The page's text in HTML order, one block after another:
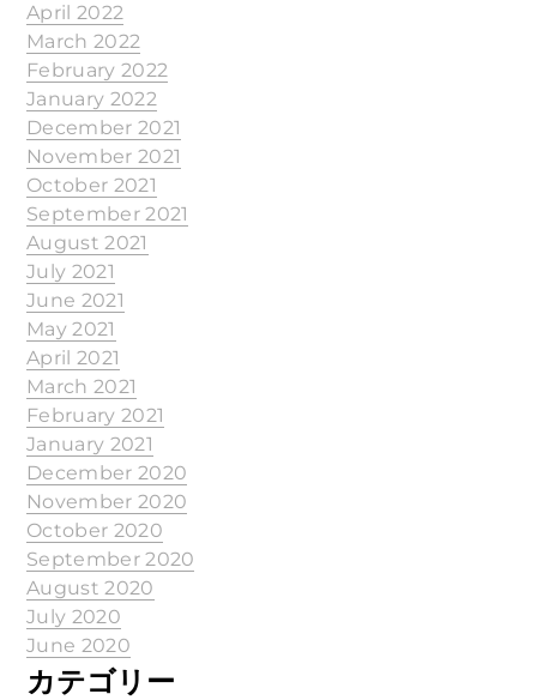
April 2022
March 2022
February 2022
January 2022
December 2021
November 2021
October 2021
September 2021
August 2021
July 2021
June 2021
May 2021
April 2021
March 2021
February 2021
January 2021
December 2020
November 2020
October 2020
September 2020
August 2020
July 2020
June 2020
カテゴリー